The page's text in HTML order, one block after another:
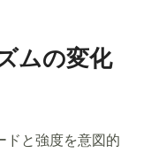
ムの変化
ドと強度を意図的